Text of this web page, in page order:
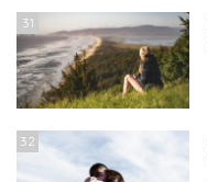
31
32